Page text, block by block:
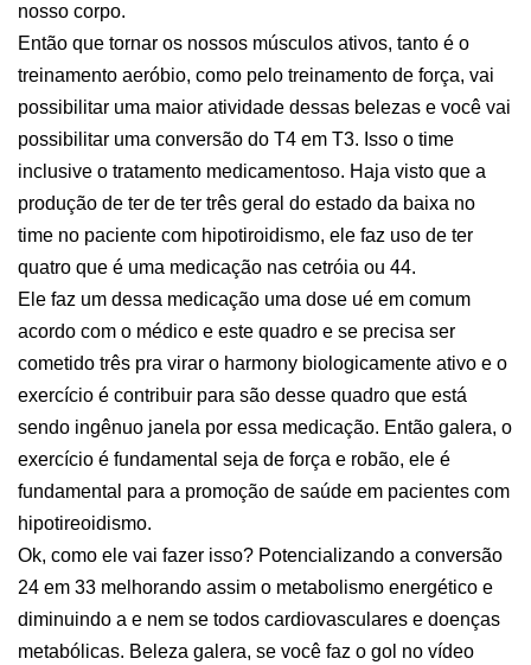
nosso corpo.
Então que tornar os nossos músculos ativos, tanto é o
treinamento aeróbio, como pelo treinamento de força, vai
possibilitar uma maior atividade dessas belezas e você vai
possibilitar uma conversão do T4 em T3. Isso o time
inclusive o tratamento medicamentoso. Haja visto que a
produção de ter de ter três geral do estado da baixa no
time no paciente com hipotiroidismo, ele faz uso de ter
quatro que é uma medicação nas cetróia ou 44.
Ele faz um dessa medicação uma dose ué em comum
acordo com o médico e este quadro e se precisa ser
cometido três pra virar o harmony biologicamente ativo e o
exercício é contribuir para são desse quadro que está
sendo ingênuo janela por essa medicação. Então galera, o
exercício é fundamental seja de força e robão, ele é
fundamental para a promoção de saúde em pacientes com
hipotireoidismo.
Ok, como ele vai fazer isso? Potencializando a conversão
24 em 33 melhorando assim o metabolismo energético e
diminuindo a e nem se todos cardiovasculares e doenças
metabólicas. Beleza galera, se você faz o gol no vídeo